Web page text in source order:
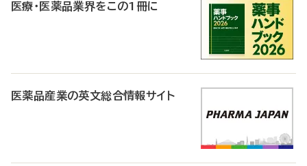
医療・医薬品業界をこの1冊に
医薬品産業の英文総合情報サイト